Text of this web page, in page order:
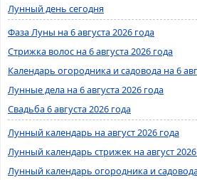
Лунный день сегодня
Фаза Луны на 6 августа 2026 года
Стрижка волос на 6 августа 2026 года
Календарь огородника и садовода на 6
Лунные дела на 6 августа 2026 года
Свадьба 6 августа 2026 года
Лунный календарь на август 2026 года
Лунный календарь стрижек на август
Лунный календарь огородника и садовода